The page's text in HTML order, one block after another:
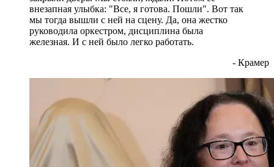
внезапная улыбка: "Все, я готова. Пошли". Вот так
мы тогда вышли с ней на сцену. Да, она жестко
руководила оркестром, дисциплина была
железная. И с ней было легко работать.
- Крамер